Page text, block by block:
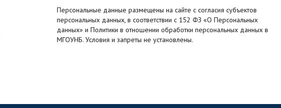
Персональные данные размещены на сайте с согласия субъектов
персональных данных, в соответствии с 152 ФЗ «О Персональных
данных» и Политики в отношении обработки персональных данных в
МГОУНБ. Условия и запреты не установлены.